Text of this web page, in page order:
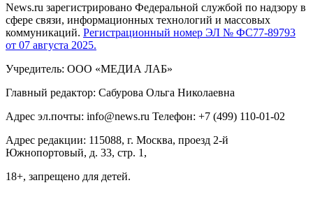
News.ru зарегистрировано Федеральной службой по надзору в
сфере связи, информационных технологий и массовых
коммуникаций. Регистрационный номер ЭЛ № ФС77-89793
от 07 августа 2025.
Учредитель: ООО «МЕДИА ЛАБ»
Главный редактор: Сабурова Ольга Николаевна
Адрес эл.почты: info@news.ru Телефон: +7 (499) 110-01-02
Адрес редакции: 115088, г. Москва, проезд 2-й
Южнопортовый, д. 33, стр. 1,
18+, запрещено для детей.